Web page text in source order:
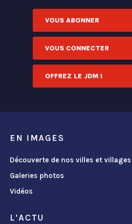
VOUS ABONNER
VOUS CONNECTER
OFFREZ LE JDM !
EN IMAGES
Découverte de nos villes et villages
Galeries photos
Vidéos
L'ACTU